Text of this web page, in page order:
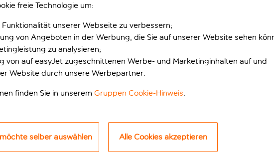
Hotel Conca D'Oro
901 Bewertungen
inklusive Rabatt
Inklusive
p.P. ab
freie Technologie um:
unserer Webseite zu verbessern;
von Angeboten in der Werbung, die Sie auf unserer Website sehen
zu analysieren;
von auf easyJet zugeschnittenen Werbe- und Marketinginhalten auf und
Website durch unsere Werbepartner.
finden Sie in unserem Gruppen Cookie-Hinweis.
selber auswählen Alle Cookies akzeptieren